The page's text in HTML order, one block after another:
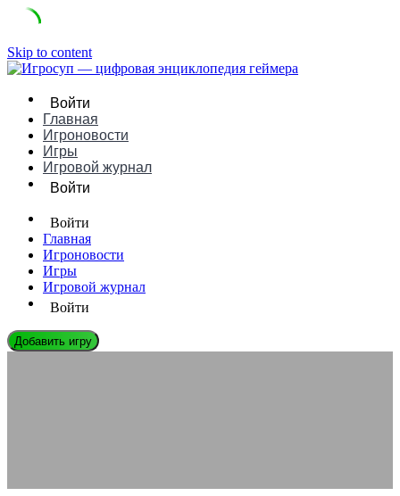
Skip to content
Войти
Главная
Игроновости
Игры
Игровой журнал
Войти
Войти
Главная
Игроновости
Игры
Игровой журнал
Войти
Добавить игру